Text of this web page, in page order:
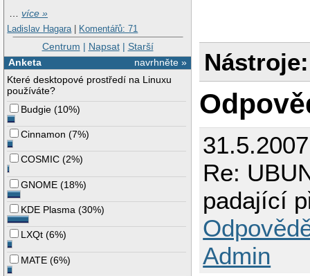
…více »
Ladislav Hagara | Komentářů: 71
Centrum | Napsat| Starší
navrhněte »
Anketa
Které desktopové prostředí na Linuxu
používáte?
Budgie (10%)
Cinnamon (7%)
COSMIC (2%)
GNOME (18%)
KDE Plasma (30%)
LXQt (6%)
MATE (6%)
Nástroje:
Re:
padající
Admin